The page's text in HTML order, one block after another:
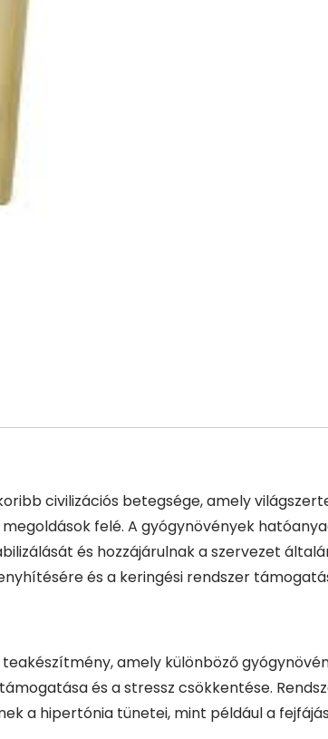
civilizációs betegsége, amely
felé. A gyógynövények
és hozzájárulnak a szervezet
és a keringési rendszer
amely különböző
és a stressz csökkentése.
a hipertónia tünetei, mint például a